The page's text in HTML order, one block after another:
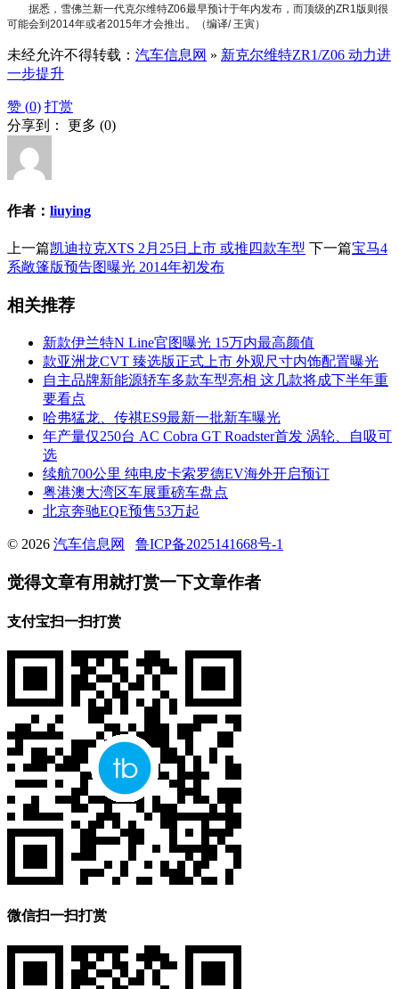
据悉，雪佛兰新一代克尔维特Z06最早预计于年内发布，而顶级的ZR1版则很
可能会到2014年或者2015年才会推出。（编译/ 王寅）
未经允许不得转载： 汽车信息网 » 新克尔维特ZR1/Z06 动力进
一步提升
赞 (0) 打赏
分享到： 更多 (0)
作者： liuying
上一篇凯迪拉克XTS 2月25日上市 或推四款车型 下一篇宝马4
系敞篷版预告图曝光 2014年初发布
相关推荐
新款伊兰特N Line官图曝光 15万内最高颜值
款亚洲龙CVT 臻选版正式上市 外观尺寸内饰配置曝光
自主品牌新能源轿车多款车型亮相 这几款将成下半年重
要看点
哈弗猛龙、传祺ES9最新一批新车曝光
年产量仅250台 AC Cobra GT Roadster首发 涡轮、自吸可
选
续航700公里 纯电皮卡索罗德EV海外开启预订
粤港澳大湾区车展重磅车盘点
北京奔驰EQE预售53万起
© 2026 汽车信息网 鲁ICP备2025141668号-1
觉得文章有用就打赏一下文章作者
支付宝扫一扫打赏
微信扫一扫打赏